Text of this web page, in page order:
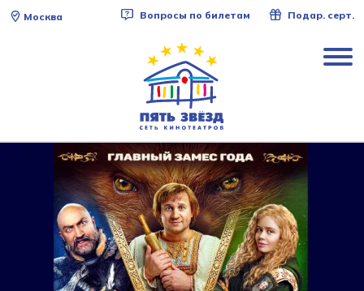
Москва Вопросы по билетам Подар. серт.